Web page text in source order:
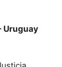
Uruguay